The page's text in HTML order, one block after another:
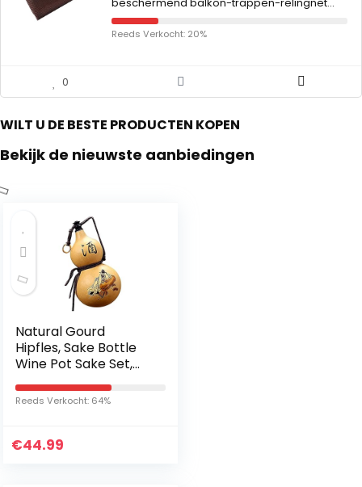
Reeds Verkocht: 20%
0
WILT U DE BESTE PRODUCTEN KOPEN
Bekijk de nieuwste aanbiedingen
Natural Gourd
Hipfles, Sake Bottle
Wine Pot Sake Set,
Cork Waterkoker
Bijenwas Anti-
Reeds Verkocht: 64%
€44.99